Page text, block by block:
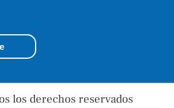
los derechos reservados